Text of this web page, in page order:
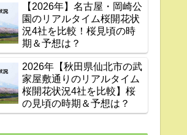
【2026年】名古屋・岡崎公
園のリアルタイム桜開花状
況4社を比較！桜見頃の時
期＆予想は？
2026年【秋田県仙北市の武
家屋敷通りのリアルタイム
桜開花状況4社を比較】桜
の見頃の時期＆予想は？